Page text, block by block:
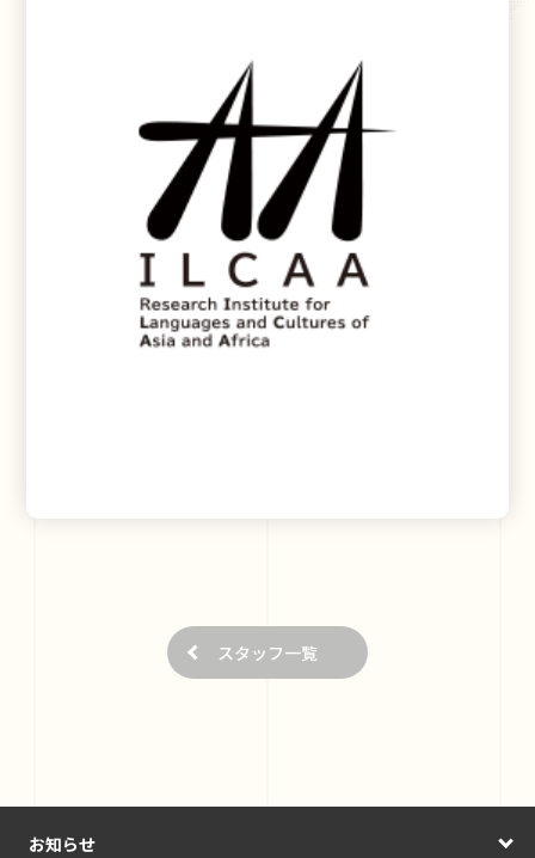
スタッフ一覧
お知らせ